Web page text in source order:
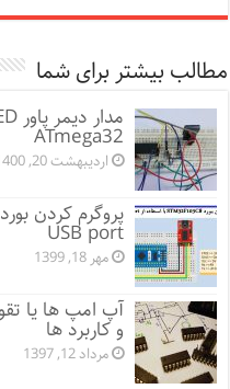
مطالب بیشتر برای شما
ATmega32
اردیبهشت 20, 1400
USB port
مهر 18, 1399
آپ امپ ها یا
و کاربرد ها
مرداد 12, 1397